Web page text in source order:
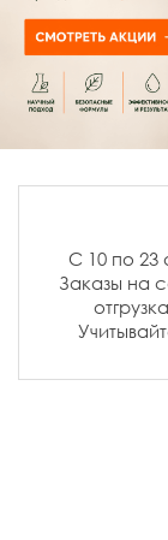
С 10 по 23
Заказы на